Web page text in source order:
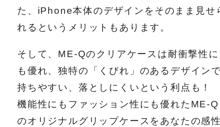
た、iPhone本体のデザインをそのまま見せ
れるというメリットもあります。
そして、ME-Qのクリアケースは耐衝撃性に
も優れ、独特の「くびれ」のあるデザイン
持ちやすい、落としにくいという利点も！
機能性にもファッション性にも優れたME-Q
のオリジナルグリップケースをあなたの感